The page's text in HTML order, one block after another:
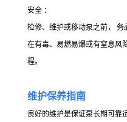
安全 ：
检修、维护或移动泵之前， 务
在有毒、易燃易爆或有窒息风
程。
维护保养指南
良好的维护是保证泵长期可靠